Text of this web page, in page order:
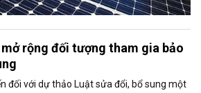
rộng đối tượng tham gia bảo
đối với dự thảo Luật sửa đổi, bổ sung một